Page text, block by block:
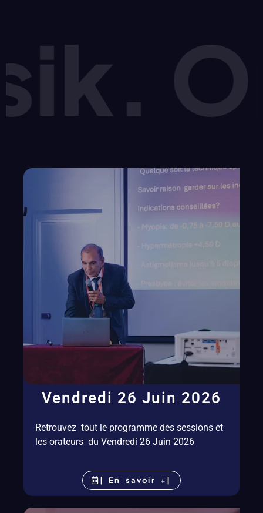
Vendredi 26 Juin 2026
Retrouvez tout le programme des sessions et
les orateurs du Vendredi 26 Juin 2026
| En savoir +|